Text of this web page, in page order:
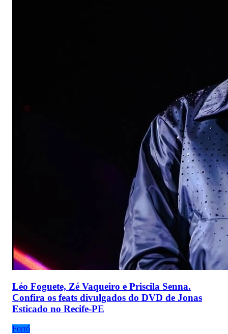
Léo Foguete, Zé Vaqueiro e Priscila Senna.
Confira os feats divulgados do DVD de Jonas
Esticado no Recife-PE
Forró